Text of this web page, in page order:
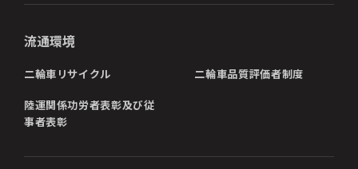
流通環境
二輪車リサイクル 二輪車品質評価者制度
陸運関係功労者表彰及び従
事者表彰